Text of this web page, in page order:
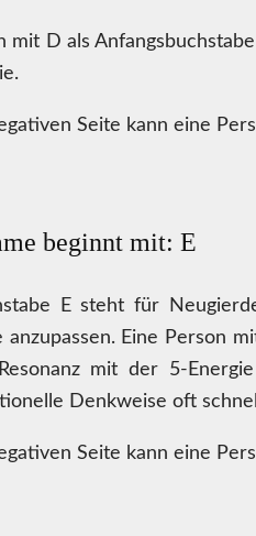
mit D als
Seite kann eine
beginnt mit: E
E steht für
anzupassen. Eine Person
mit der 5-
Denkweise oft
Seite kann eine